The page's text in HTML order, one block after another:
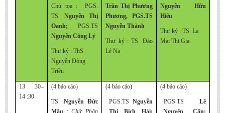
Chủ tọa : PGS.
TS. Nguyễn Thị
Oanh; PGS.TS
Nguyễn Công Lý
Thư ký : ThS.
Nguyễn Đông
Triều
Trần Thị Phương
Phương, PGS.TS
Nguyễn Thành
Thư ký : TS. Đào
Lê Na
Nguyễn Hữu
Hiếu
Thư ký : TS. La
Mai Thi Gia
13 :30–
14 :30
(4 báo cáo)
TS. Nguyễn Đức
Mậu :Chữ Phận
(4 báo cáo)
PGS.TS Nguyễn
Thị Bích Hải:
(4 báo cáo)
PGS.TS Lê
Nguyên Cẩn: